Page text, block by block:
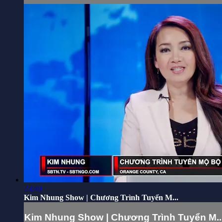
23:40
Kim Nhung Show | Chương Trình Tuyển M...
Kim Nhung Show | Chương Trình Tuyển